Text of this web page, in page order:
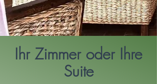
Ihr Zimmer oder Ihre
Suite